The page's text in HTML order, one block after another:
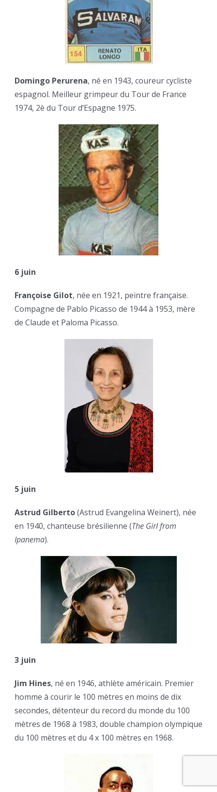
Domingo Perurena, né en 1943, coureur cycliste
espagnol. Meilleur grimpeur du Tour de France
1974, 2è du Tour d’Espagne 1975.
6 juin
Françoise Gilot, née en 1921, peintre française.
Compagne de Pablo Picasso de 1944 à 1953, mère
de Claude et Paloma Picasso.
5 juin
Astrud Gilberto(Astrud Evangelina Weinert), née
en 1940, chanteuse brésilienne (The Girl from
Ipanema).
3 juin
Jim Hines, né en 1946, athlète américain. Premier
homme à courir le 100 mètres en moins de dix
secondes, détenteur du record du monde du 100
mètres de 1968 à 1983, double champion olympique
du 100 mètres et du 4 x 100 mètres en 1968.